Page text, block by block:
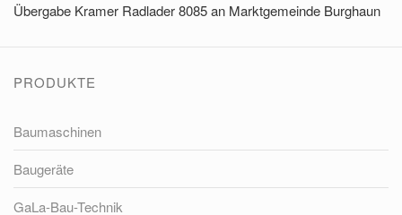
Übergabe Kramer Radlader 8085 an Marktgemeinde Burghaun
PRODUKTE
Baumaschinen
Baugeräte
GaLa-Bau-Technik